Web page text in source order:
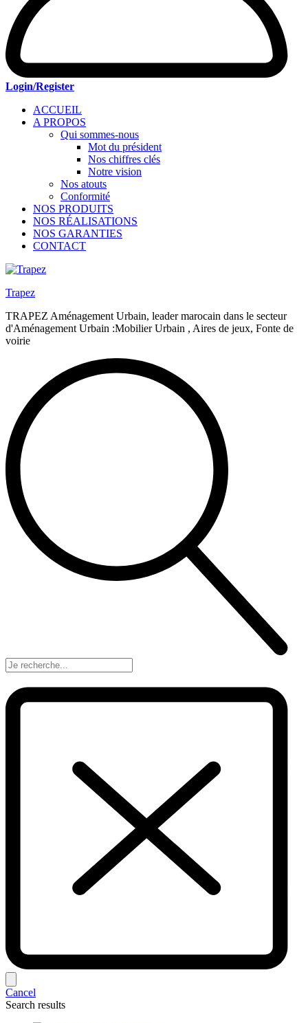
Login/Register
ACCUEIL
A PROPOS
Qui sommes-nous
Mot du président
Nos chiffres clés
Notre vision
Nos atouts
Conformité
NOS PRODUITS
NOS RÉALISATIONS
NOS GARANTIES
CONTACT
Trapez
TRAPEZ Aménagement Urbain, leader marocain dans le secteur
d'Aménagement Urbain :Mobilier Urbain , Aires de jeux, Fonte de
voirie
Cancel
Search results